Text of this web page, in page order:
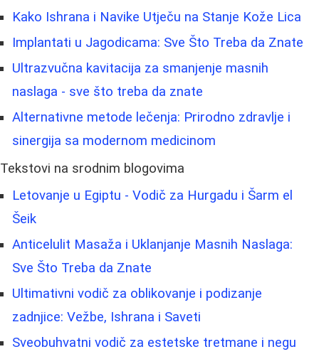
Kako Ishrana i Navike Utječu na Stanje Kože Lica
Implantati u Jagodicama: Sve Što Treba da Znate
Ultrazvučna kavitacija za smanjenje masnih
naslaga - sve što treba da znate
Alternativne metode lečenja: Prirodno zdravlje i
sinergija sa modernom medicinom
Tekstovi na srodnim blogovima
Letovanje u Egiptu - Vodič za Hurgadu i Šarm el
Šeik
Anticelulit Masaža i Uklanjanje Masnih Naslaga:
Sve Što Treba da Znate
Ultimativni vodič za oblikovanje i podizanje
zadnjice: Vežbe, Ishrana i Saveti
Sveobuhvatni vodič za estetske tretmane i negu